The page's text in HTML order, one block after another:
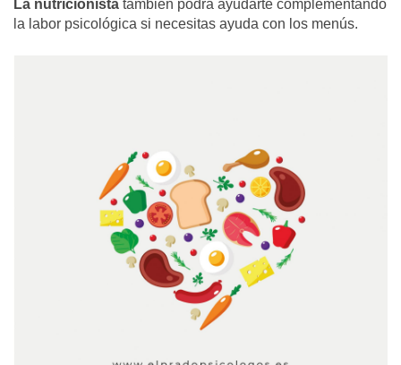
La nutricionista también podrá ayudarte complementando
la labor psicológica si necesitas ayuda con los menús.